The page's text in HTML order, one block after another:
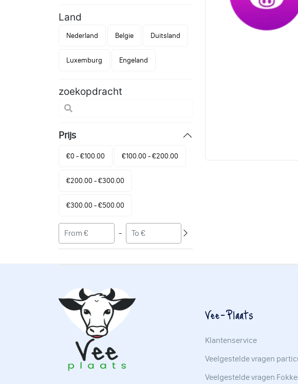
Land
Nederland Belgie Duitsland
Luxemburg Engeland
zoekopdracht
Prijs
€0 - €100.00 €100.00 - €200.00
€200.00 - €300.00
€300.00 - €500.00
-
Vee-Plaats
Klantenservice
Veelgestelde vragen
Veelgestelde vragen